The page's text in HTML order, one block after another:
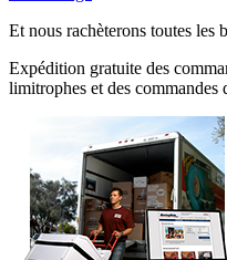
Et nous rachèterons toutes les
Expédition gratuite des
limitrophes et des commandes